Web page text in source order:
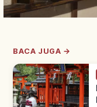
BACA JUGA →